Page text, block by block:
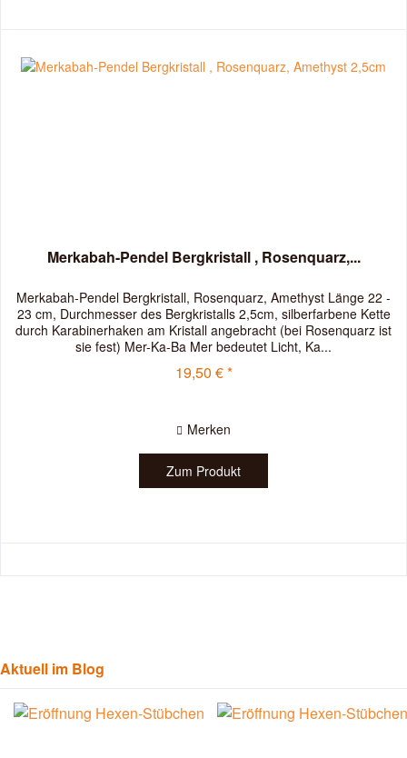
Merkabah-Pendel Bergkristall , Rosenquarz,...
Merkabah-Pendel Bergkristall, Rosenquarz, Amethyst Länge 22 -
23 cm, Durchmesser des Bergkristalls 2,5cm, silberfarbene Kette
durch Karabinerhaken am Kristall angebracht (bei Rosenquarz ist
sie fest) Mer-Ka-Ba Mer bedeutet Licht, Ka...
19,50 € *
Merken
Zum Produkt
Aktuell im Blog